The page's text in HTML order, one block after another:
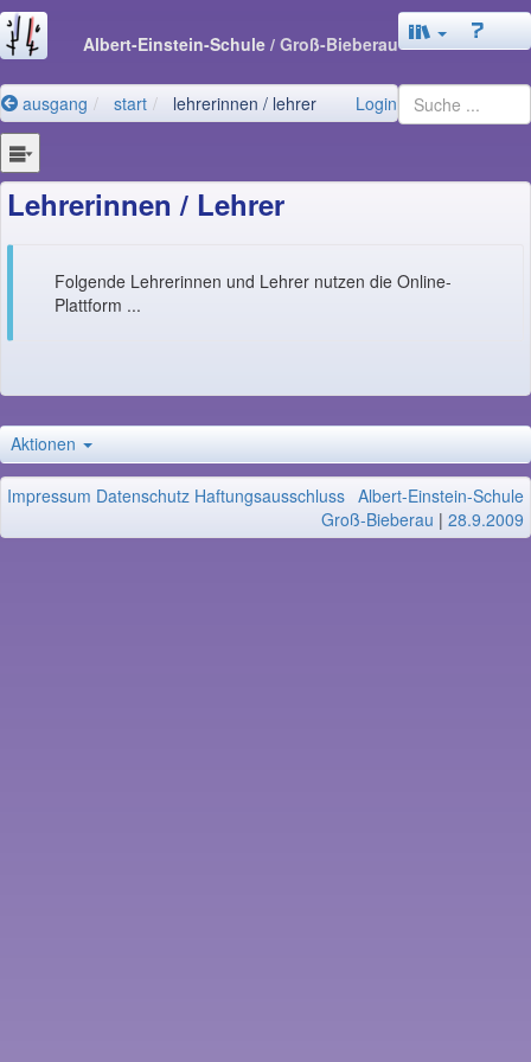
Albert-Einstein-Schule / Groß-Bieberau
ausgang start lehrerinnen / lehrer Login
Lehrerinnen / Lehrer
Folgende Lehrerinnen und Lehrer nutzen die Online-
Plattform ...
Aktionen
Impressum Datenschutz Haftungsausschluss Albert-Einstein-Schule
Groß-Bieberau | 28.9.2009